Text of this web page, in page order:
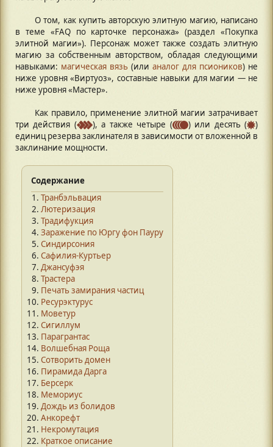
О том, как купить авторскую элитную магию, написано
в теме «FAQ по карточке персонажа» (раздел «Покупка
элитной магии»). Персонаж может также создать элитную
магию за собственным авторством, обладая следующими
навыками: магическая вязь (или аналог для псиоников) не
ниже уровня «Виртуоз», составные навыки для магии — не
ниже уровня «Мастер».
Как правило, применение элитной магии затрачивает
три действия (
), а также четыре ( ) или десять (
)
единиц резерва заклинателя в зависимости от вложенной в
заклинание мощности.
Содержание
Транбэльвация
Лютеризация
Традифукция
Заражение по Юргу фон Пауру
Синдирсония
Сафилия-Куртьер
Джансуфэя
Трастера
Печать замирания частиц
Ресурэктурус
Моветур
Сигиллум
Парагрантас
Волшебная Роща
Сотворить домен
Пирамида Дарга
Берсерк
Мемориус
Дождь из болидов
Анкорефт
Некромутация
Краткое описание